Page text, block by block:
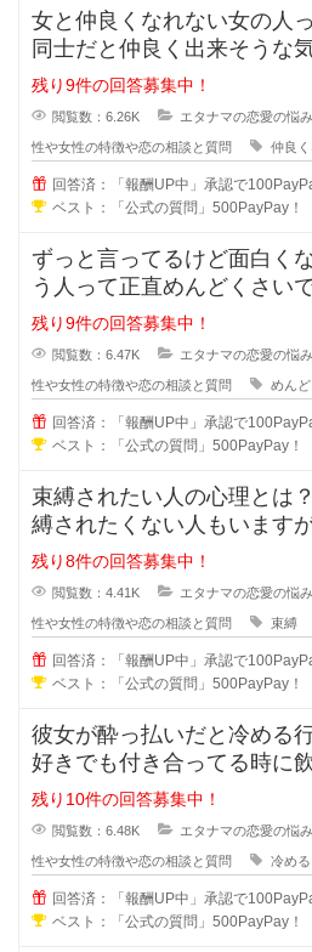
女と仲良くなれない女の人
同士だと仲良く出来そうな
仲良くなれない場合も多々あ
残り9件の回答募集中！
閲覧数：6.26K エタナマの恋愛の悩
性や女性の特徴や恋の相談と質問 仲良
回答済：「報酬UP中」承認で
ベスト：「公式の質問」500PayPay！
ずっと言ってるけど面白く
う人って正直めんどくさい
りでめんどくさい人に対して
残り9件の回答募集中！
閲覧数：6.47K エタナマの恋愛の悩
性や女性の特徴や恋の相談と質問 めん
回答済：「報酬UP中」承認で
ベスト：「公式の質問」500PayPay！
束縛されたい人の心理とは
縛されたくない人もいます
もいますよね？彼氏彼女の関
残り8件の回答募集中！
閲覧数：4.41K エタナマの恋愛の悩
性や女性の特徴や恋の相談と質問 束縛
回答済：「報酬UP中」承認で
ベスト：「公式の質問」500PayPay！
彼女が酔っ払いだと冷める
好きでも付き合ってる時に
い彼女だと冷めたり、引いた
残り10件の回答募集中！
閲覧数：6.48K エタナマの恋愛の悩
性や女性の特徴や恋の相談と質問 冷める
回答済：「報酬UP中」承認で
ベスト：「公式の質問」500PayPay！